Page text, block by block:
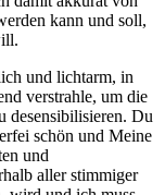
kann und soll,
und lichtarm, in
verstrahle, um die
desensibilisieren. Du
schön und Meine
und
aller stimmiger